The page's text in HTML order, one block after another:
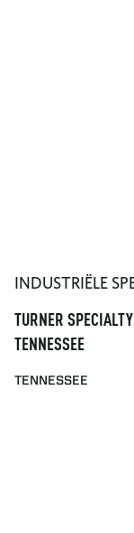
INDUSTRIËLE
TURNER
TENNESSEE
TENNESSEE